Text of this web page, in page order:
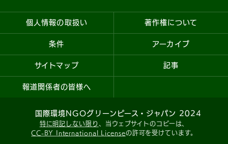
個人情報の取扱い 著作権について
条件 アーカイブ
サイトマップ 記事
報道関係者の皆様へ
国際環境NGOグリーンピース・ジャパン 2024
特に明記しない限り 、当ウェブサイトのコピーは、
CC-BY International Licenseの許可を受けています。